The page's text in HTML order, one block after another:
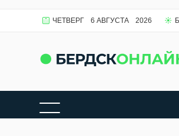
ЧЕТВЕРГ 6 АВГУСТА 2026